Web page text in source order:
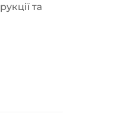
та